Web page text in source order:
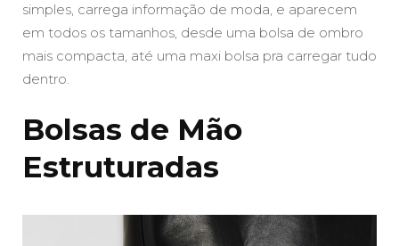
simples, carrega informação de moda, e aparecem
em todos os tamanhos, desde uma bolsa de ombro
mais compacta, até uma maxi bolsa pra carregar tudo
dentro.
Bolsas de Mão
Estruturadas